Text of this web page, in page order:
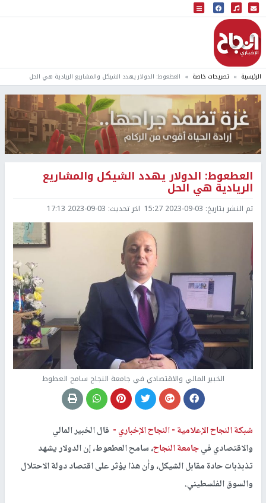
البث المباشر
إذاعة النجاح
الرئيسية تصريحات خاصة العطعوط: الدولار يهدد الشيكل والمشاريع الريادية هي الحل
العطعوط: الدولار يهدد الشيكل والمشاريع
الريادية هي الحل
تم النشر بتاريخ: 2023-09-03 15:27 اخر تحديث: 2023-09-03 17:13
الخبير المالي والاقتصادي في جامعة النجاح سامح العطوط
شبكة النجاح الإعلامية -النجاح الإخباري - قال الخبير المالي
والاقتصادي فيجامعة النجاح، سامح العطعوط، إن الدولار يشهد
تذبذبات حادة مقابل الشيكل، وأن هذا يؤثر على اقتصاد دولة الاحتلال
والسوق الفلسطيني.